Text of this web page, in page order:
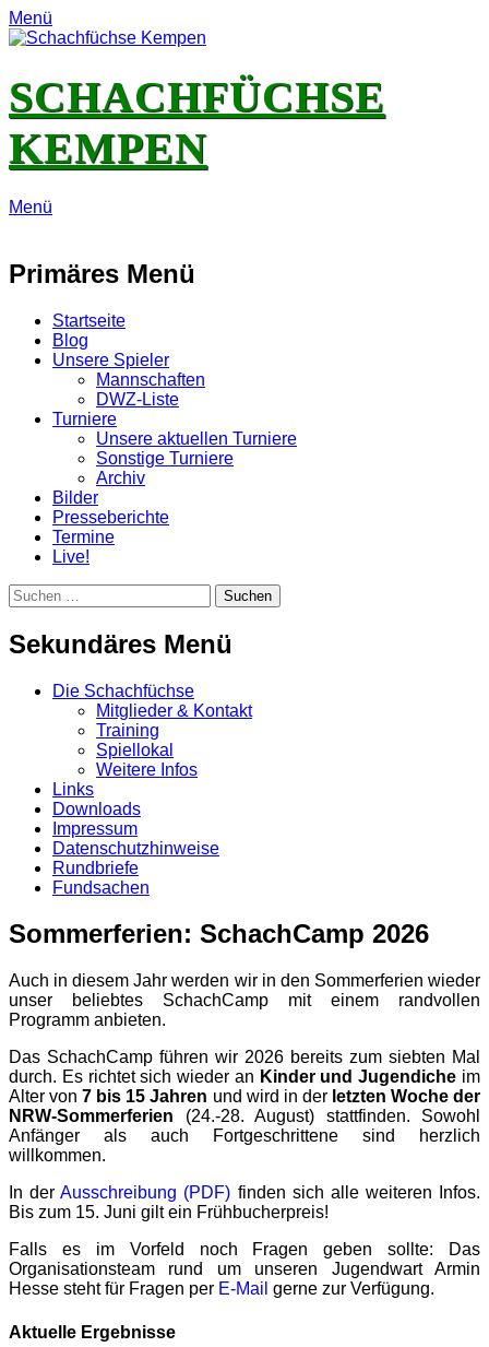
Menü
SCHACHFÜCHSE
KEMPEN
Menü
Primäres Menü
Zum
Inhalt
springen
Startseite
Blog
Unsere Spieler
Mannschaften
DWZ-Liste
Turniere
Unsere aktuellen Turniere
Sonstige Turniere
Archiv
Bilder
Presseberichte
Termine
Live!
Suchen
Suchen
nach:
Sekundäres Menü
Zum
Die Schachfüchse
Mitglieder & Kontakt
Training
Spiellokal
Weitere Infos
Links
Downloads
Impressum
Datenschutzhinweise
Rundbriefe
Fundsachen
Sommerferien: SchachCamp 2026
Auch in diesem Jahr werden wir in den Sommerferien wieder
unser beliebtes SchachCamp mit einem randvollen
Programm anbieten.
Das SchachCamp führen wir 2026 bereits zum siebten Mal
durch. Es richtet sich wieder an Kinder und Jugendiche im
Alter von7 bis 15 Jahren und wird in der letzten Woche der
NRW-Sommerferien (24.-28. August) stattfinden. Sowohl
Anfänger als auch Fortgeschrittene sind herzlich
willkommen.
In derAusschreibung (PDF) finden sich alle weiteren Infos.
Bis zum 15. Juni gilt ein Frühbucherpreis!
Falls es im Vorfeld noch Fragen geben sollte: Das
Organisationsteam rund um unseren Jugendwart Armin
Hesse steht für Fragen per E-Mail gerne zur Verfügung.
Aktuelle Ergebnisse